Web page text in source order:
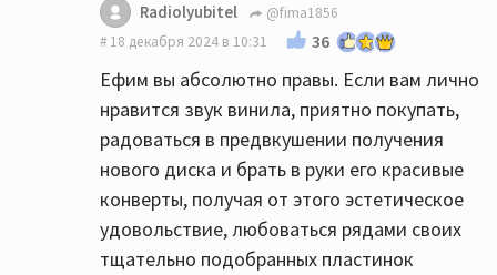
Radiolyubitel
@fima1856
18 декабря 2024 в 10:31
36
Ефим вы абсолютно правы. Если вам лично
нравится звук винила, приятно покупать,
радоваться в предвкушении получения
нового диска и брать в руки его красивые
конверты, получая от этого эстетическое
удовольствие, любоваться рядами своих
тщательно подобранных пластинок